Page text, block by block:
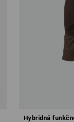
Hybridná